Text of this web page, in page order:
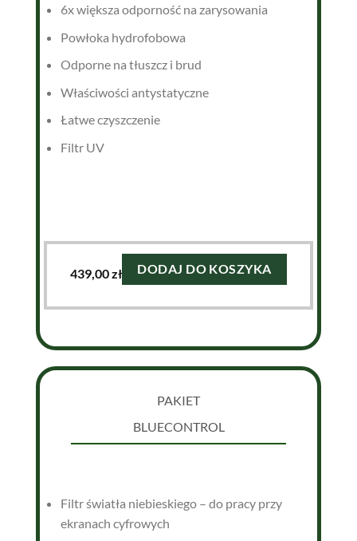
6x większa odporność na zarysowania
Powłoka hydrofobowa
Odporne na tłuszcz i brud
Właściwości antystatyczne
Łatwe czyszczenie
Filtr UV
439,00zł DODAJ DO KOSZYKA
PAKIET
BLUECONTROL
Filtr światła niebieskiego – do pracy przy
ekranach cyfrowych